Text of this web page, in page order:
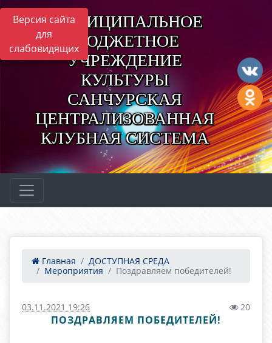
Версия сайта
для
слабовидящих
МУНИЦИПАЛЬНОЕ
БЮДЖЕТНОЕ
УЧРЕЖДЕНИЕ
КУЛЬТУРЫ
САНЧУРСКАЯ
ЦЕНТРАЛИЗОВАННАЯ
КЛУБНАЯ СИСТЕМА
Главная
ДОСТУПНАЯ СРЕДА
Мероприятия
Поздравляем победителей!
03.11.2021 19:26 20
ПОЗДРАВЛЯЕМ ПОБЕДИТЕЛЕЙ!